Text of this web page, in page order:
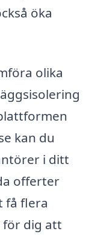
öka
olika
kan du
i ditt
offerter
få flera
dig att